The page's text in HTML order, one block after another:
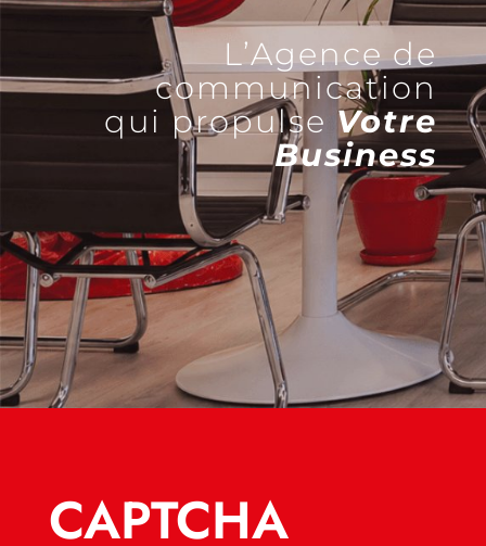
L’Agence de
communication
qui propulse Votre
Business
CAPTCHA